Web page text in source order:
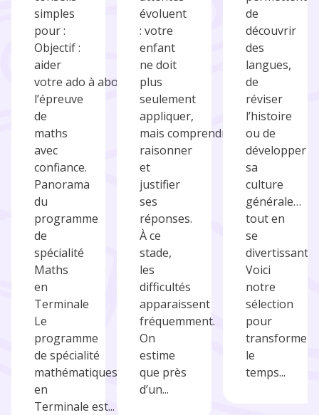
simples
pour :
Objectif :
aider
votre ado à aborder
l’épreuve
de
maths
avec
confiance.
Panorama
du
programme
de
spécialité
Maths
en
Terminale
Le
programme
de spécialité
mathématiques
en
Terminale est...
évoluent
: votre
enfant
ne doit
plus
seulement
appliquer,
mais comprendre,
raisonner
et
justifier
ses
réponses.
À ce
stade,
les
difficultés
apparaissent
fréquemment.
On
estime
que près
d’un...
de
découvrir
des
langues,
de
réviser
l’histoire
ou de
développer
sa
culture
générale…
tout en
se
divertissant.
Voici
notre
sélection
pour
transformer
le
temps...